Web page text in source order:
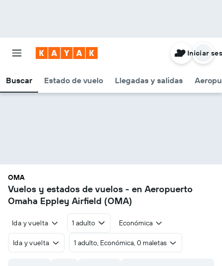
Buscar Estado de vuelo Llegadas y salidas
Iniciar
OMA
Vuelos y estados de vuelos - en Aeropuerto
Omaha Eppley Airfield (OMA)
Ida y vuelta 1 adulto Económica
Ida y vuelta 1 adulto, Económica, 0 maletas